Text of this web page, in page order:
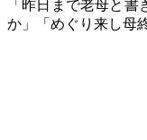
「昨日まで老母と
か」「めぐり来し母